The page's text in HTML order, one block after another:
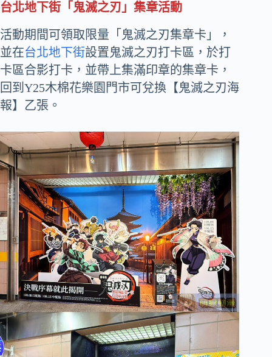
台北地下街「鬼滅之刃」集章活動
活動期間可領取限量「鬼滅之刃集章卡」，
並在台北地下街設置鬼滅之刃打卡區，於打
卡區合影打卡，並帶上集滿印章的集章卡，
回到Y25木棉花樂園門市可兌換【鬼滅之刃海
報】乙張。